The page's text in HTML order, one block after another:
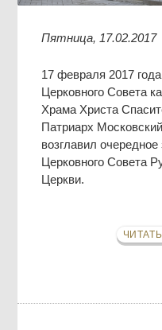
Пятница, 17.02.2017
17 февраля 2017
Церковного Совета
Храма Христа
Патриарх
возглавил
Церковного Совета
Церкви.